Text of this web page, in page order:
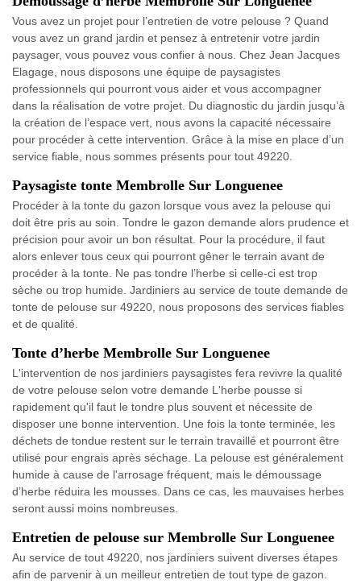
Vous avez un projet pour l’entretien de votre pelouse ? Quand
vous avez un grand jardin et pensez à entretenir votre jardin
paysager, vous pouvez vous confier à nous. Chez Jean Jacques
Elagage, nous disposons une équipe de paysagistes
professionnels qui pourront vous aider et vous accompagner
dans la réalisation de votre projet. Du diagnostic du jardin jusqu’à
la création de l’espace vert, nous avons la capacité nécessaire
pour procéder à cette intervention. Grâce à la mise en place d’un
service fiable, nous sommes présents pour tout 49220.
Paysagiste tonte Membrolle Sur Longuenee
Procéder à la tonte du gazon lorsque vous avez la pelouse qui
doit être pris au soin. Tondre le gazon demande alors prudence et
précision pour avoir un bon résultat. Pour la procédure, il faut
alors enlever tous ceux qui pourront gêner le terrain avant de
procéder à la tonte. Ne pas tondre l’herbe si celle-ci est trop
sèche ou trop humide. Jardiniers au service de toute demande de
tonte de pelouse sur 49220, nous proposons des services fiables
et de qualité.
Tonte d’herbe Membrolle Sur Longuenee
L'intervention de nos jardiniers paysagistes fera revivre la qualité
de votre pelouse selon votre demande L'herbe pousse si
rapidement qu'il faut le tondre plus souvent et nécessite de
disposer une bonne intervention. Une fois la tonte terminée, les
déchets de tondue restent sur le terrain travaillé et pourront être
utilisé pour engrais après séchage. La pelouse est généralement
humide à cause de l'arrosage fréquent, mais le démoussage
d’herbe réduira les mousses. Dans ce cas, les mauvaises herbes
seront aussi moins nombreuses.
Entretien de pelouse sur Membrolle Sur Longuenee
Au service de tout 49220, nos jardiniers suivent diverses étapes
afin de parvenir à un meilleur entretien de tout type de gazon.